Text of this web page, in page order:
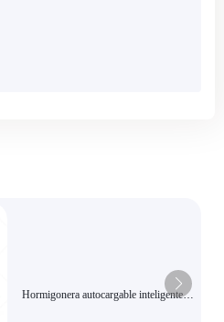
Hormigonera autocargable inteligente